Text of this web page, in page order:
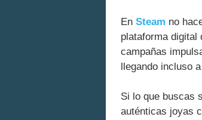
En Steam no
plataforma digital
campañas
llegando incluso
Si lo que buscas
auténticas joyas